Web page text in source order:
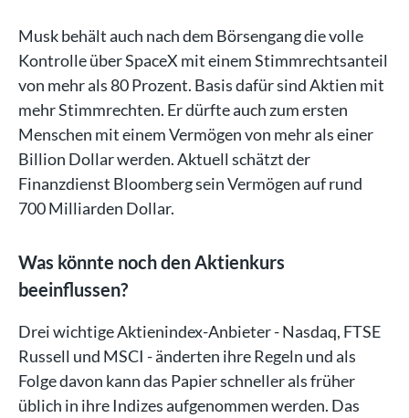
Musk behält auch nach dem Börsengang die volle
Kontrolle über SpaceX mit einem Stimmrechtsanteil
von mehr als 80 Prozent. Basis dafür sind Aktien mit
mehr Stimmrechten. Er dürfte auch zum ersten
Menschen mit einem Vermögen von mehr als einer
Billion Dollar werden. Aktuell schätzt der
Finanzdienst Bloomberg sein Vermögen auf rund
700 Milliarden Dollar.
Was könnte noch den Aktienkurs
beeinflussen?
Drei wichtige Aktienindex-Anbieter - Nasdaq, FTSE
Russell und MSCI - änderten ihre Regeln und als
Folge davon kann das Papier schneller als früher
üblich in ihre Indizes aufgenommen werden. Das